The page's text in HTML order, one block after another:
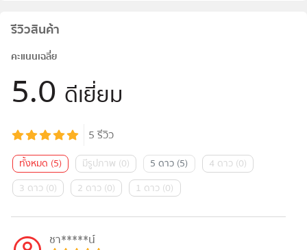
รีวิวสินค้า
คะแนนเฉลี่ย
5.0 ดีเยี่ยม
5รีวิว
ทั้งหมด (5) มีรูปภาพ (0) 5 ดาว (5) 4 ดาว (0)
3 ดาว (0) 2 ดาว (0) 1 ดาว (0)
ชา*****น์